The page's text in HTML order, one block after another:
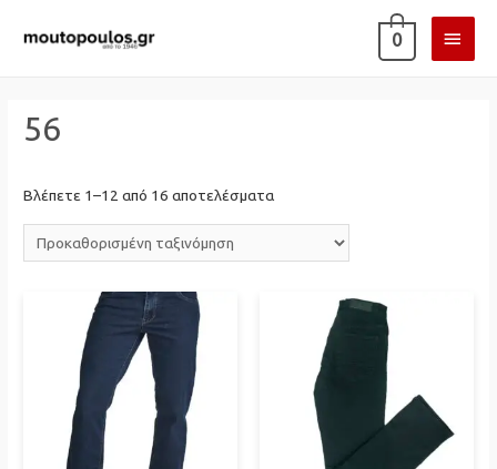
0
56
Βλέπετε 1–12 από 16 αποτελέσματα